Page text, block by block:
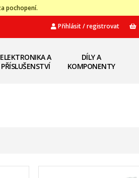
pochopení.
Přihlásit / registrovat
ELEKTRONIKA A
PŘÍSLUŠENSTVÍ
DÍLY A
KOMPONENTY